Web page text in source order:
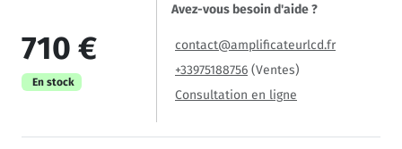
710 €
En stock
Avez-vous besoin d'aide ?
contact@amplificateurlcd.fr
+33975188756 (Ventes)
Consultation en ligne